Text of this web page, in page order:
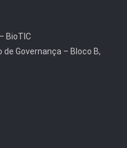
BioTIC
Governança – Bloco B,